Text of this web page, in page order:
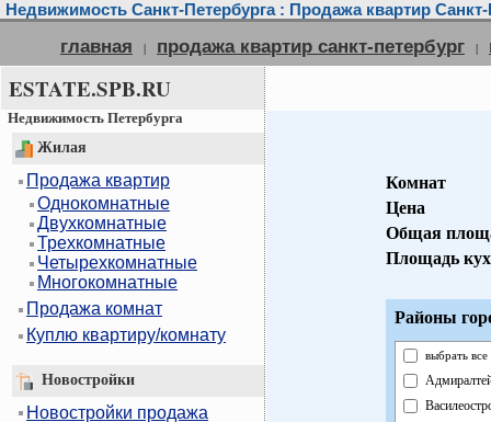
Недвижимость Санкт-Петербурга : Продажа квартир Санкт-
главная | продажа квартир санкт-петербург |
ESTATE.SPB.RU
Недвижимость Петербурга
Жилая
Продажа квартир
Однокомнатные
Двухкомнатные
Трехкомнатные
Четырехкомнатные
Многокомнатные
Продажа комнат
Куплю квартиру/комнату
Новостройки
Новостройки продажа
Комнат
Цена
Общая
Площадь
Районы
выбрать все